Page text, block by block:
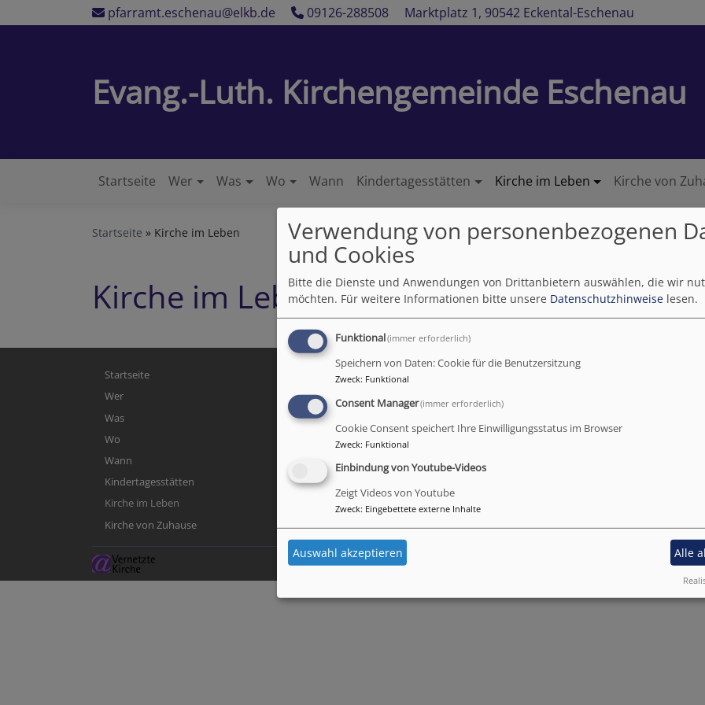
zum
pfarramt.eschenau@elkb.de 09126-288508 Marktplatz 1, 90542 Eckental-Eschenau
Evang.-Luth. Kirchengemeinde Eschenau
Hauptnavigation
Startseite Wer Was Wo Wann Kindertagesstätten Kirche im Leben Kirche von
Startseite Kirche im Leben
Kirche im Leben
Hauptnavigation
Startseite
Wer
Was
Wo
Wann
Kindertagesstätten
Kirche im Leben
Kirche von Zuhause
Fußbereichsmenü
Impressum
Datenschutzerklärung
Barrierefreiheitserklärung
Verwendung von personenbezogenen
und Cookies
Bitte die Dienste und Anwendungen von Drittanbietern auswählen, die wir
möchten. Für weitere Informationen bitte unsere Datenschutzhinweise lesen.
Funktional(immer erforderlich)
Speichern von Daten: Cookie für die Benutzersitzung
Zweck: Funktional
Consent Manager(immer erforderlich)
Cookie Consent speichert Ihre Einwilligungsstatus im Browser
Zweck: Funktional
Einbindung von Youtube-Videos
Zeigt Videos von Youtube
Zweck: Eingebettete externe Inhalte
Auswahl akzeptieren Alle